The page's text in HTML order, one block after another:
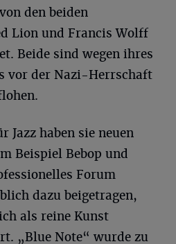
den beiden
Lion und Francis Wolff
Beide sind wegen ihres
vor der Nazi-Herrschaft
Jazz haben sie neuen
Beispiel Bebop und
Forum
dazu beigetragen,
als reine Kunst
„Blue Note“ wurde zu